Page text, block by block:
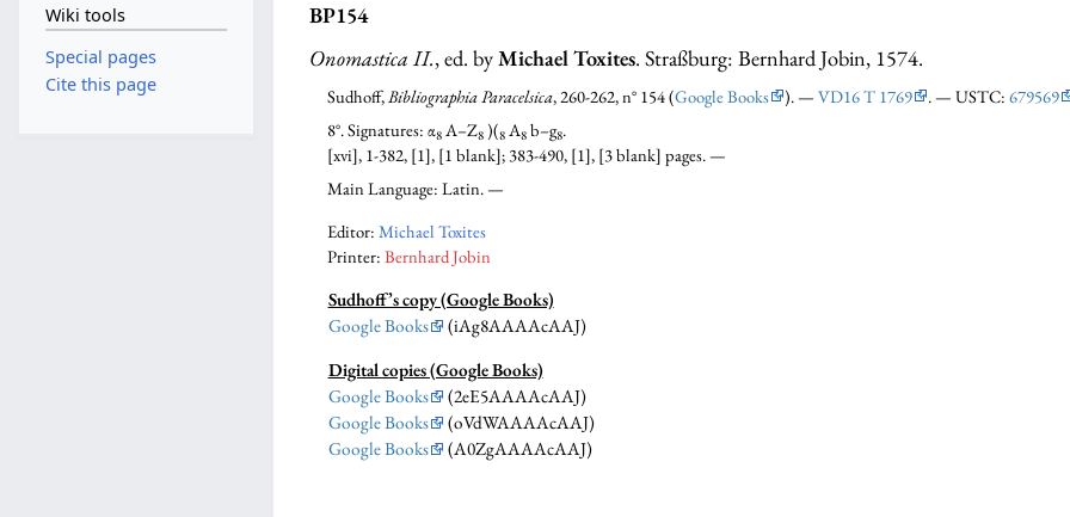
BP154
Onomastica II., ed. byMichael Toxites. Straßburg: Bernhard Jobin, 1574.
Sudhoff, Bibliographia Paracelsica, 260-262, n° 154 (Google Books ). — VD16 T 1769 . — USTC: 679569
8°. Signatures: α8A–Z8)(8A8b–g8.
[xvi], 1-382, [1], [1 blank]; 383-490, [1], [3 blank] pages. —
Main Language: Latin. —
Editor: Michael Toxites
Printer: Bernhard Jobin
Sudhoff’s copy (Google Books)
Google Books
(iAg8AAAAcAAJ)
Digital copies (Google Books)
Google Books
(2eE5AAAAcAAJ)
Google Books
(oVdWAAAAcAAJ)
Google Books
(A0ZgAAAAcAAJ)
Wiki tools
Special pages
Cite this page